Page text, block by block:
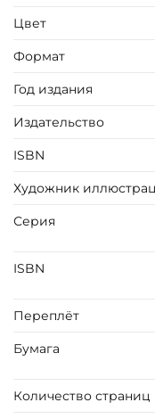
орнамента золотой
6 бинтов на
Обрез блока -
Ляссе.
Инкрустация
Вес 860г
Цвет
Формат
Год издания
Издательство
ISBN
Художник
Серия
ISBN
Переплёт
Бумага
Количество страниц